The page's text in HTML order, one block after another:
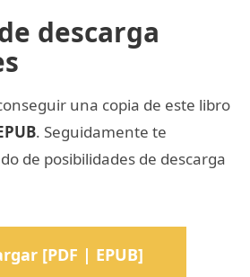
descarga
una copia de este libro
. Seguidamente te
de posibilidades de descarga
[PDF | EPUB]